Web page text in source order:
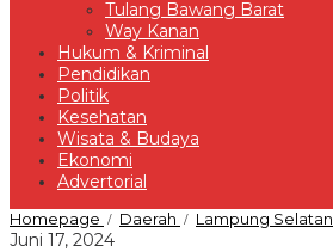
Tulang Bawang Barat
Way Kanan
Hukum & Kriminal
Pendidikan
Politik
Kesehatan
Wisata & Budaya
Ekonomi
Advertorial
Homepage / Daerah / Lampung Selatan
Juni 17, 2024oleh